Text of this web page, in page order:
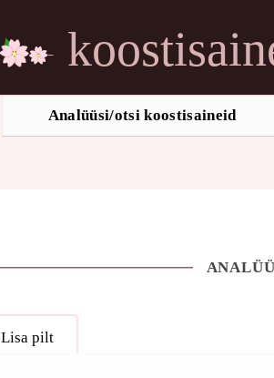
Analüüsi/otsi koostisaineid
Lisa pilt